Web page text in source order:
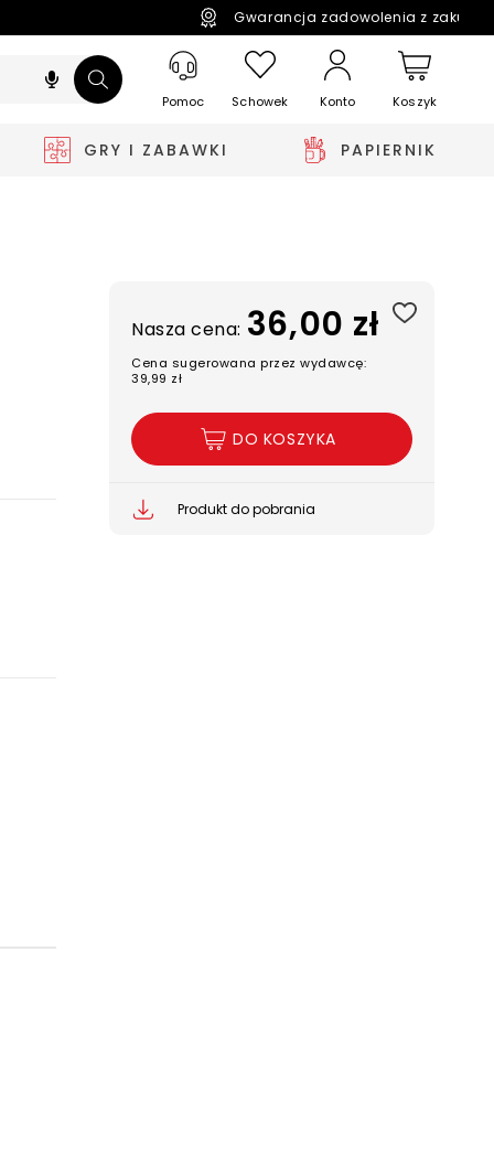
Gwarancja zadowolenia z
Pomoc Schowek Konto Koszyk
GRY I ZABAWKI PAPIERNIK
Nasza cena: 36,00 zł
Cena sugerowana przez wydawcę:
39,99 zł
DO KOSZYKA
Produkt do pobrania